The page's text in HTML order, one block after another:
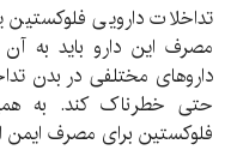
تداخلات دارویی
مصرف این دارو باید به آن
داروهای مختلفی در بدن
حتی خطرناک کند. به
فلوکستین برای مصرف ایمن